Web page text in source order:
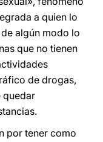
a quien lo
algún modo lo
que no tienen
de drogas,
quedar
por tener como